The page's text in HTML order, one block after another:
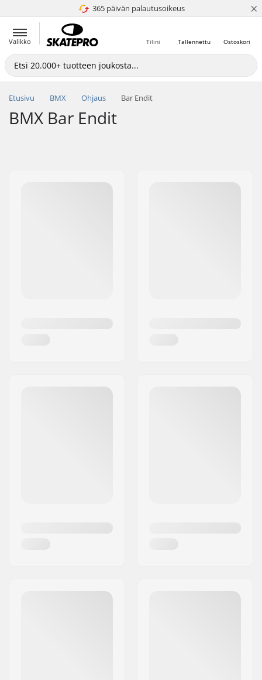
365 päivän palautusoikeus
4.8 / 5 ×
Valikko Ostoskori
Tallennettu
Tilini
Etusivu BMX Ohjaus Bar Endit
BMX Bar Endit